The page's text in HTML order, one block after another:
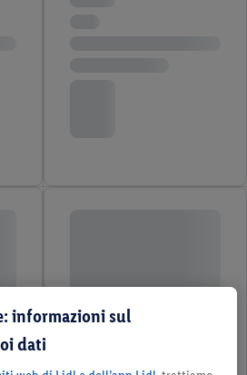
informazioni sul
dati